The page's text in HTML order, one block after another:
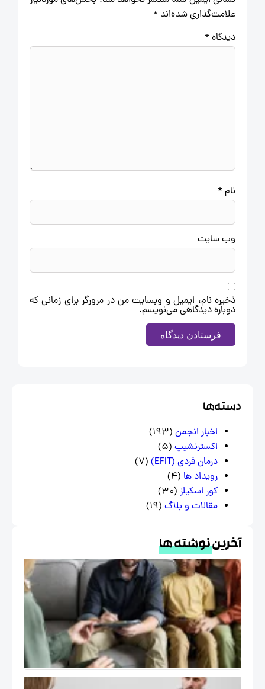
علامت‌گذاری شده‌اند*
*
وب‌ سایت
ذخیره نام، ایمیل و وبسایت من در مرورگر برای زمانی که
دوباره دیدگاهی می‌نویسم.
اخبار انجمن(193)
اکسترنشیپ(5)
درمان فردی (EFIT)
(7)
رویداد ها(4)
کور اسکیلز(30)
مقالات و بلاگ (19)
نوشته ها
درمان
هیجان
EFT و
خانواده
در
فرهنگ
خود